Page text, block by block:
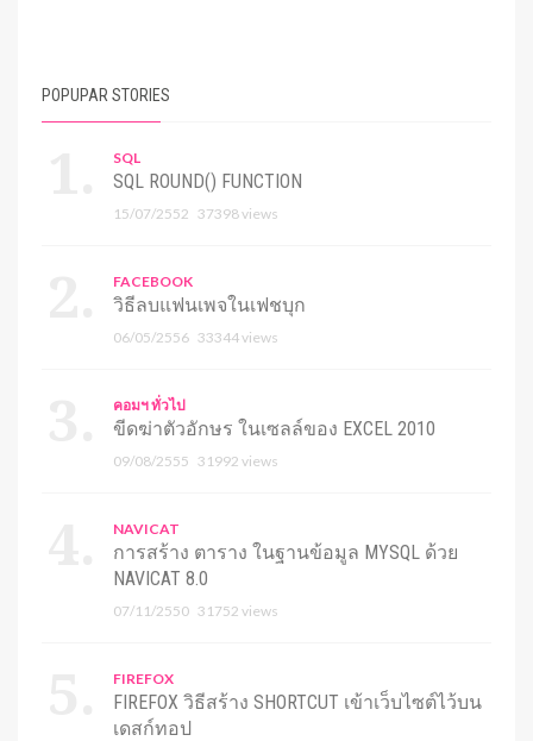
POPUPAR STORIES
SQL
SQL ROUND() FUNCTION
15/07/2552 37398 views
FACEBOOK
วิธีลบแฟนเพจในเฟชบุก
06/05/2556 33344 views
คอมฯ ทั่วไป
ขีดฆ่าตัวอักษร ในเซลล์ของ EXCEL 2010
09/08/2555 31992 views
NAVICAT
การสร้าง ตาราง ในฐานข้อมูล MYSQL ด้วย
NAVICAT 8.0
07/11/2550 31752 views
FIREFOX
FIREFOX วิธีสร้าง SHORTCUT เข้าเว็บไซต์ไว้บน
เดสก์ทอป